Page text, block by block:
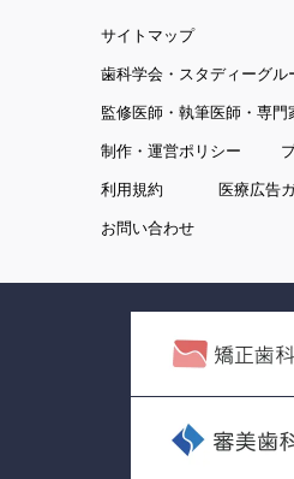
サイトマップ
歯科学会・スタディーグル
監修医師・執筆医師・専門
制作・運営ポリシー
利用規約
医療広告
お問い合わせ